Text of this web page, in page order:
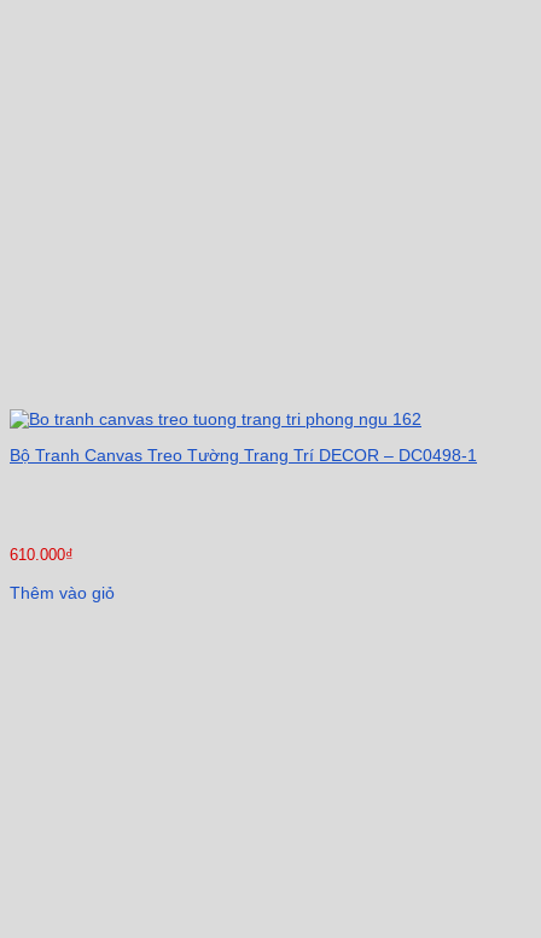
Bộ Tranh Canvas Treo Tường Trang Trí DECOR – DC0498-1
610.000₫
Thêm vào giỏ